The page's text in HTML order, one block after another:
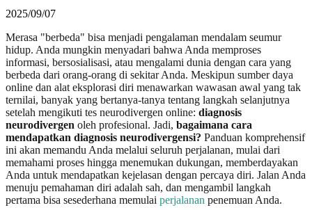
2025/09/07
Merasa "berbeda" bisa menjadi pengalaman mendalam seumur
hidup. Anda mungkin menyadari bahwa Anda memproses
informasi, bersosialisasi, atau mengalami dunia dengan cara yang
berbeda dari orang-orang di sekitar Anda. Meskipun sumber daya
online dan alat eksplorasi diri menawarkan wawasan awal yang tak
ternilai, banyak yang bertanya-tanya tentang langkah selanjutnya
setelah mengikuti tes neurodivergen online: diagnosis
neurodivergen oleh profesional. Jadi, bagaimana cara
mendapatkan diagnosis neurodivergensi? Panduan komprehensif
ini akan memandu Anda melalui seluruh perjalanan, mulai dari
memahami proses hingga menemukan dukungan, memberdayakan
Anda untuk mendapatkan kejelasan dengan percaya diri. Jalan Anda
menuju pemahaman diri adalah sah, dan mengambil langkah
pertama bisa sesederhana memulai perjalanan penemuan Anda.